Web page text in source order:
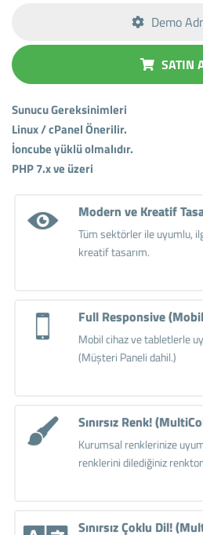
Demo
SATIN
Sunucu Gereksinimleri
Linux / cPanel Önerilir.
İoncube yüklü olmalıdır.
PHP 7.x ve üzeri
Modern ve Kreatif
Tüm sektörler ile uyumlu,
kreatif tasarım.
Full Responsive
Mobil cihaz ve tabletlerle
(Müşteri Paneli dahil.)
Sınırsız Renk!
Kurumsal renklerinize
renklerini dilediğiniz
Sınırsız Çoklu Dil!